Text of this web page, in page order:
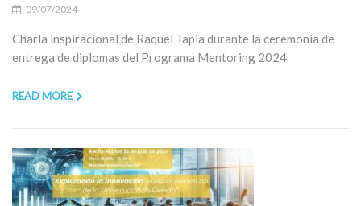
09/07/2024
Charla inspiracional de Raquel Tapia durante la ceremonia de
entrega de diplomas del Programa Mentoring 2024
READ MORE